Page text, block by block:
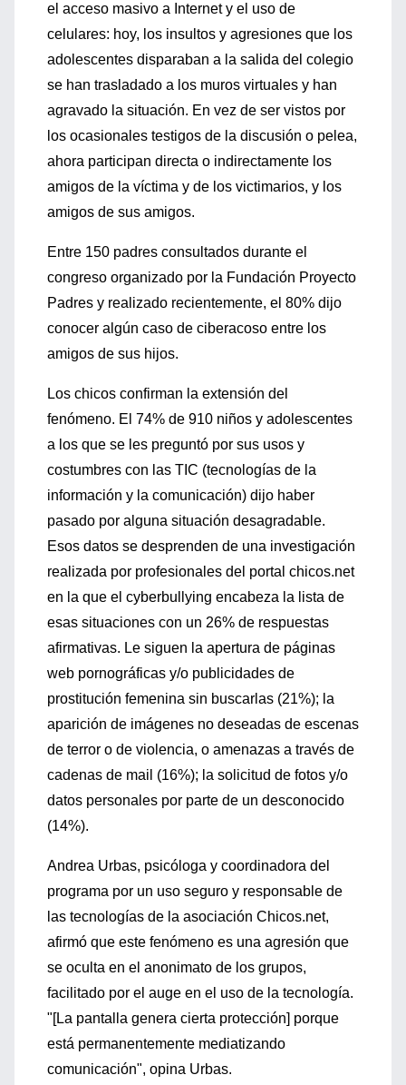
el acceso masivo a Internet y el uso de
celulares: hoy, los insultos y agresiones que los
adolescentes disparaban a la salida del colegio
se han trasladado a los muros virtuales y han
agravado la situación. En vez de ser vistos por
los ocasionales testigos de la discusión o pelea,
ahora participan directa o indirectamente los
amigos de la víctima y de los victimarios, y los
amigos de sus amigos.
Entre 150 padres consultados durante el
congreso organizado por la Fundación Proyecto
Padres y realizado recientemente, el 80% dijo
conocer algún caso de ciberacoso entre los
amigos de sus hijos.
Los chicos confirman la extensión del
fenómeno. El 74% de 910 niños y adolescentes
a los que se les preguntó por sus usos y
costumbres con las TIC (tecnologías de la
información y la comunicación) dijo haber
pasado por alguna situación desagradable.
Esos datos se desprenden de una investigación
realizada por profesionales del portal chicos.net
en la que el cyberbullying encabeza la lista de
esas situaciones con un 26% de respuestas
afirmativas. Le siguen la apertura de páginas
web pornográficas y/o publicidades de
prostitución femenina sin buscarlas (21%); la
aparición de imágenes no deseadas de escenas
de terror o de violencia, o amenazas a través de
cadenas de mail (16%); la solicitud de fotos y/o
datos personales por parte de un desconocido
(14%).
Andrea Urbas, psicóloga y coordinadora del
programa por un uso seguro y responsable de
las tecnologías de la asociación Chicos.net,
afirmó que este fenómeno es una agresión que
se oculta en el anonimato de los grupos,
facilitado por el auge en el uso de la tecnología.
"[La pantalla genera cierta protección] porque
está permanentemente mediatizando
comunicación", opina Urbas.